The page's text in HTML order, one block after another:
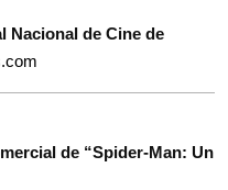
Nacional de Cine de
de “Spider-Man: Un